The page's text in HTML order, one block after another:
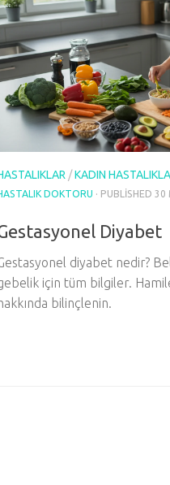
/KADIN
DOKTORU · PUBLISHED 30
Diyabet
diyabet nedir?
için tüm bilgiler.
hakkında bilinçlenin.